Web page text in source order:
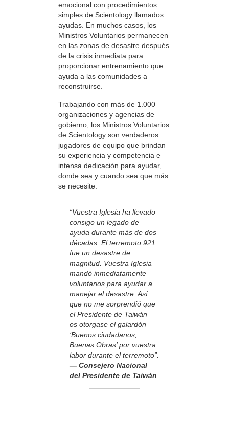
emocional con procedimientos
simples de Scientology llamados
ayudas. En muchos casos, los
Ministros Voluntarios permanecen
en las zonas de desastre después
de la crisis inmediata para
proporcionar entrenamiento que
ayuda a las comunidades a
reconstruirse.
Trabajando con más de 1.000
organizaciones y agencias de
gobierno, los Ministros Voluntarios
de Scientology son verdaderos
jugadores de equipo que brindan
su experiencia y competencia e
intensa dedicación para ayudar,
donde sea y cuando sea que más
se necesite.
“Vuestra Iglesia ha llevado
consigo un legado de
ayuda durante más de dos
décadas. El terremoto 921
fue un desastre de
magnitud. Vuestra Iglesia
mandó inmediatamente
voluntarios para ayudar a
manejar el desastre. Así
que no me sorprendió que
el Presidente de Taiwán
os otorgase el galardón
‘Buenos ciudadanos,
Buenas Obras’ por vuestra
labor durante el terremoto”.
— Consejero Nacional
del Presidente de Taiwán